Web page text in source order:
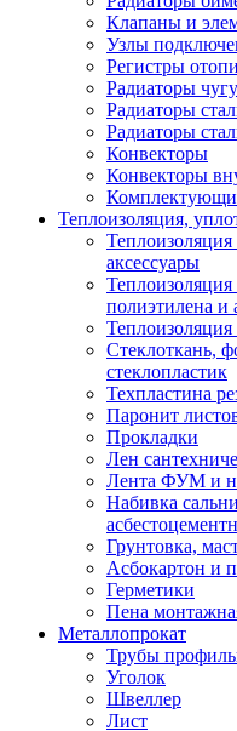
Клапаны и
Узлы
Регистры
Радиаторы
Радиаторы
Радиаторы
Конвекторы
Конвекторы
Теплоизоляция,
Теплоизоляция
аксессуары
полиэтилена и
Стеклоткань,
стеклопластик
Техпластина
Паронит
Прокладки
Лен
Лента ФУМ и
Набивка
Грунтовка,
Асбокартон и
Герметики
Пена
Металлопрокат
Трубы
Уголок
Швеллер
Лист